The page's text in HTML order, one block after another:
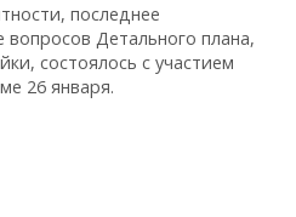
последнее
Детального плана,
состоялось с участием
26 января.